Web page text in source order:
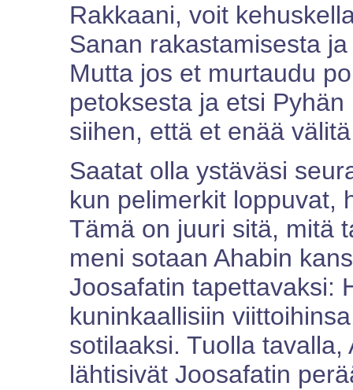
Rakkaani, voit
Sanan rakastamisesta
Mutta jos et murtaudu
petoksesta ja etsi
siihen, että et enää
Saatat olla ystäväsi
kun pelimerkit loppuvat,
Tämä on juuri sitä, mitä
meni sotaan Ahabin
Joosafatin tapettavaksi:
kuninkaallisiin
sotilaaksi. Tuolla
lähtisivät Joosafatin